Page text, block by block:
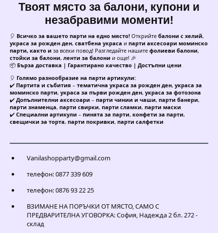
Твоят място за балони, купони и
незабравими моменти!
🎈 Всичко за вашето парти на едно място! Открийте балони с хелий,
украса за рожден ден, сватбена украса и парти аксесоари моминско
парти, както и за всеки повод! Разгледайте нашите фолиеви балони,
стойки за балони, ленти за балони и още! 🎉
📦 Бърза доставка | Гарантирано качество | Достъпни цени
🎈 Голямо разнообразие на парти артикули:
✔️ Партита и събития – тематична украса за рожден ден, украса за
моминско парти, украса за първи рожден ден, украса за фотозона
✔️ Допълнителни аксесоари – парти чинии и чаши, парти банери,
парти знаменца, парти свирки, парти сламки, парти маски
✔️ Специални артикули – пинята за парти, конфети за парти,
свещички за торта, парти покривки, парти салфетки
Vanilashopparty@gmail.com
телефон: 0877 339 609
телефон: 0876 93 22 25
ВЗИМАНЕ НА ПОРЪЧКИ ОТ МЯСТО, САМО С
ПРЕДВАРИТЕЛНА УГОВОРКА: София, Надежда 2 бл. 272 -
склад